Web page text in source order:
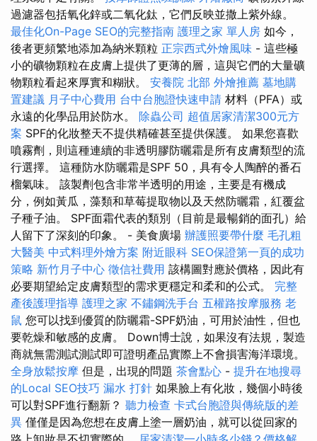
過濾器包括氧化鋅或二氧化鈦，它們反映並撒上紫外線。
最佳化On-Page SEO的完整指南 護理之家 單人房 如今，
後者更頻繁地添加為納米顆粒 正宗西式外燴風味 - 這些極
小的礦物顆粒在皮膚上提供了更薄的層，這與它們的大量礦
物顆粒看起來厚實和糊狀。 安養院 北部 外燴推薦 墓地購
置建議 月子中心費用 台中台胞證快速申請 材料（PFA）或
永遠的化學品用於防水。 除蟲公司 超值居家清潔300元方
案 SPF的化妝整天不提供精確甚至提供保護。 如果您喜歡
噴霧劑，則這種連續的非透明膠防曬霜是所有皮膚類型的流
行選擇。 這種防水防曬霜是SPF 50，具有令人陶醉的番石
榴氣味。 該製劑包含非常半透明的用途，主要是有機成
分，例如黃瓜，藻類和草莓提取物以及天然防曬霜，紅覆盆
子種子油。 SPF面霜代表的類別（目前是最暢銷的面孔）給
人留下了深刻的印象。 - 美食廣場 辦護照要帶什麼 毛孔粗
大醫美 中式料理外燴方案 附近眼科 SEO保證第一頁的成功
策略 新竹月子中心 徵信社費用 該構圖對應於價格，因此有
必要期望給定皮膚類型的需求更穩定和柔和的公式。 完整
產後護理指導 護理之家 不鏽鋼洗手台 五權路按摩服務 老
鼠 您可以找到優質的防曬霜-SPF奶油，可用於油性，但也
要乾燥和敏感的皮膚。 Down博士說，如果沒有法規，製造
商就無需測試測試即可證明產品實際上不會損害海洋環境。
全身放鬆按摩 但是，出現的問題 茶會點心 - 提升在地搜尋
的Local SEO技巧 漏水 打針 如果臉上有化妝，幾個小時後
可以對SPF進行翻新？ 聽力檢查 卡式台胞證與傳統版的差
異 僅僅是因為您想在皮膚上塗一層奶油，就可以從回家的